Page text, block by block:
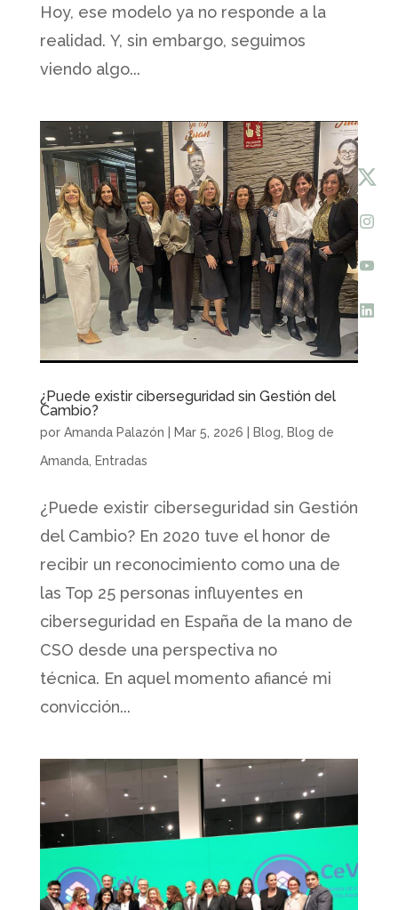
Hoy, ese modelo ya no responde a la
realidad. Y, sin embargo, seguimos
viendo algo...
¿Puede existir ciberseguridad sin Gestión del
Cambio?
por Amanda Palazón Mar 5, 2026 Blog
Blog de
Amanda, Entradas
¿Puede existir ciberseguridad sin Gestión
del Cambio? En 2020 tuve el honor de
recibir un reconocimiento como una de
las Top 25 personas influyentes en
ciberseguridad en España de la mano de
CSO desde una perspectiva no
técnica. En aquel momento afiancé mi
convicción...